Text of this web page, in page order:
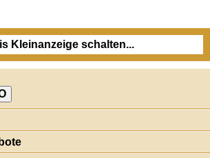
Kleinanzeige schalten...